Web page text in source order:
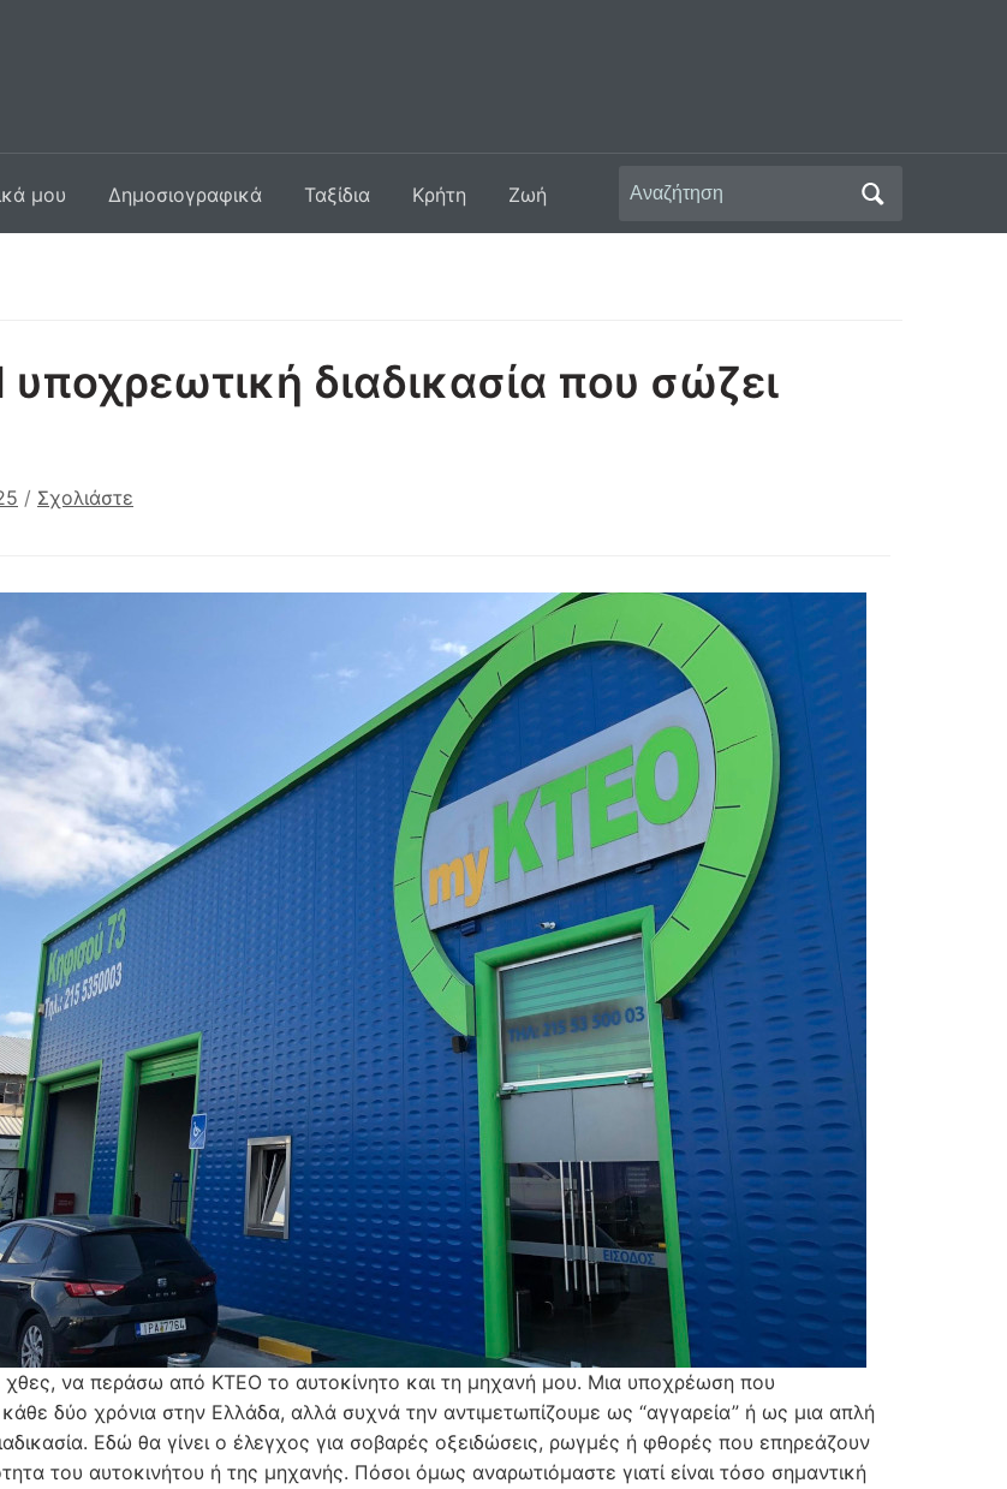
μου Δημοσιογραφικά Ταξίδια Κρήτη Ζωή
Αναζήτηση
διαδικασία που σώζει
/ Σχολιάστε
χθες, να περάσω από ΚΤΕΟ το αυτοκίνητο και τη μηχανή μου. Μια υποχρέωση που
δύο χρόνια στην Ελλάδα, αλλά συχνά την αντιμετωπίζουμε ως “αγγαρεία” ή ως μια απλή
Εδώ θα γίνει ο έλεγχος για σοβαρές οξειδώσεις, ρωγμές ή φθορές που επηρεάζουν
του αυτοκινήτου ή της μηχανής. Πόσοι όμως αναρωτιόμαστε γιατί είναι τόσο σημαντική